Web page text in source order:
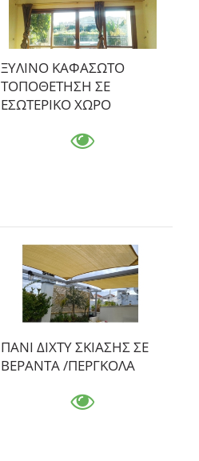
ΞΥΛΙΝΟ ΚΑΦΑΣΩΤΟ
ΤΟΠΟΘΕΤΗΣΗ ΣΕ
ΕΣΩΤΕΡΙΚΟ ΧΩΡΟ
ΠΑΝΙ ΔΙΧΤΥ ΣΚΙΑΣΗΣ ΣΕ
ΒΕΡΑΝΤΑ /ΠΕΡΓΚΟΛΑ